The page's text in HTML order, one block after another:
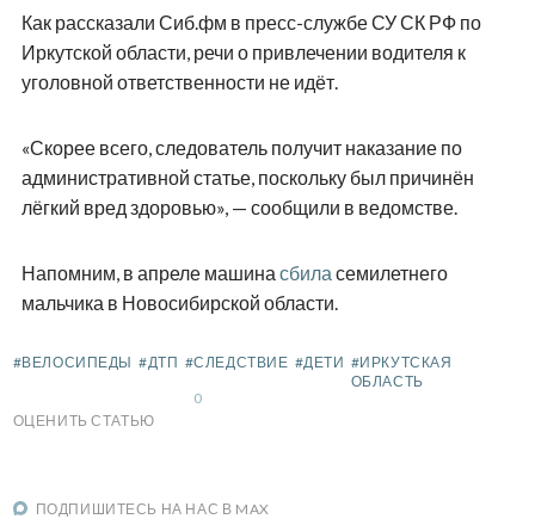
Как рассказали Сиб.фм в пресс-службе СУ СК РФ по
Иркутской области, речи о привлечении водителя к
уголовной ответственности не идёт.
«Скорее всего, следователь получит наказание по
административной статье, поскольку был причинён
лёгкий вред здоровью», — сообщили в ведомстве.
Напомним, в апреле машина сбила семилетнего
мальчика в Новосибирской области.
#ВЕЛОСИПЕДЫ #ДТП #СЛЕДСТВИЕ #ДЕТИ #ИРКУТСКАЯ
ОБЛАСТЬ
ОЦЕНИТЬ СТАТЬЮ
0
ПОДПИШИТЕСЬ НА НАС В MAX